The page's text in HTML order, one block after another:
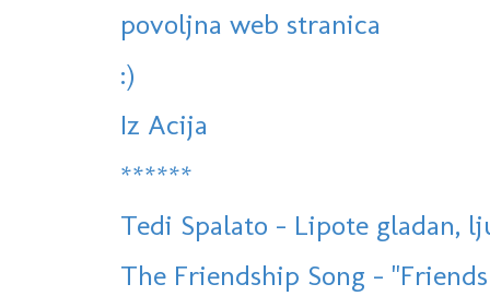
povoljna web stranica
:)
Iz Acija
******
Tedi Spalato - Lipote gladan,
The Friendship Song -